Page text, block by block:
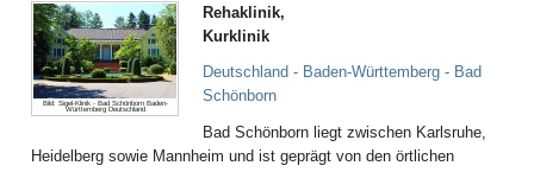
Bild: Sigel-Klinik - Bad Schönborn Baden-
Württemberg Deutschland
Rehaklinik,
Kurklinik
Deutschland - Baden-Württemberg - Bad
Schönborn
Bad Schönborn liegt zwischen Karlsruhe,
Heidelberg sowie Mannheim und ist geprägt von den örtlichen